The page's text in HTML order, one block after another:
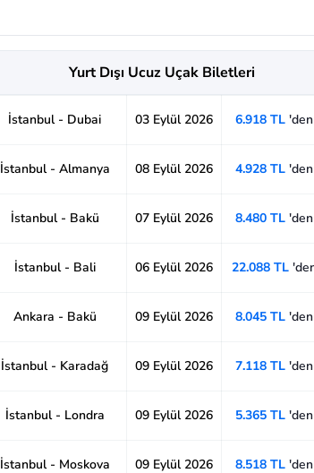
Yurt Dışı Ucuz Uçak Biletleri
İstanbul - Dubai 03 Eylül 2026 6.918 TL
İstanbul - Almanya 08 Eylül 2026 4.928 TL
İstanbul - Bakü 07 Eylül 2026 8.480 TL
İstanbul - Bali 06 Eylül 2026 22.088 TL
Ankara - Bakü 09 Eylül 2026 8.045 TL
İstanbul - Karadağ 09 Eylül 2026 7.118 TL
İstanbul - Londra 09 Eylül 2026 5.365 TL
İstanbul - Moskova 09 Eylül 2026 8.518 TL